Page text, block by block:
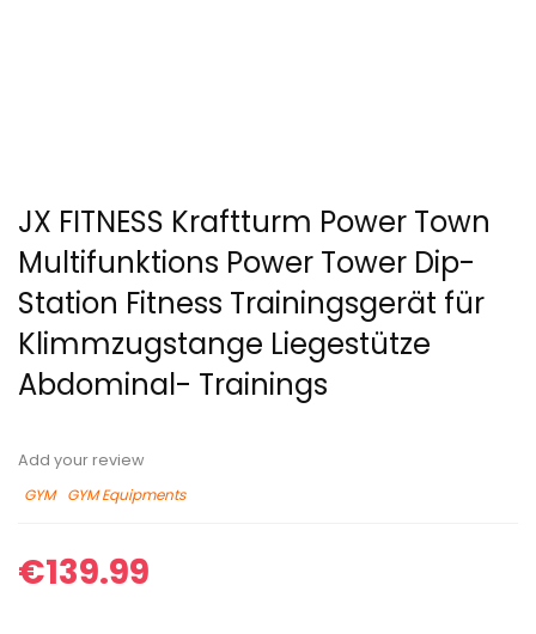
JX FITNESS Kraftturm Power Town
Multifunktions Power Tower Dip-
Station Fitness Trainingsgerät für
Klimmzugstange Liegestütze
Abdominal- Trainings
Add your review
GYM
GYM Equipments
€139.99